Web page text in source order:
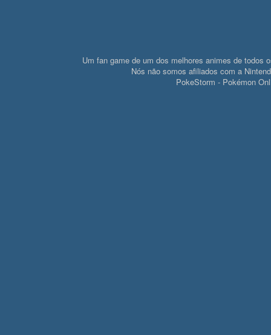
Um fan game de um dos melhores animes de todos
Nós não somos afiliados com a
PokeStorm - Pokémon